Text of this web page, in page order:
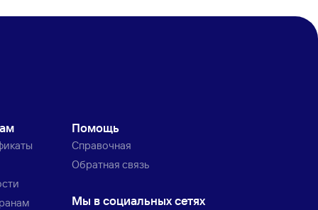
Помощь
Справочная
Обратная связь
Мы в социальных сетях